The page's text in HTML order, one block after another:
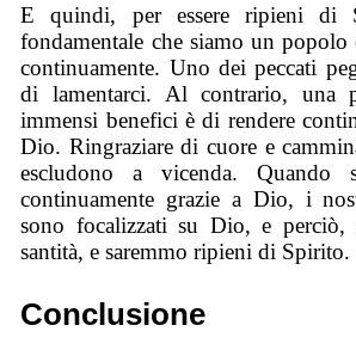
E quindi, per essere ripieni di
fondamentale che siamo un
continuamente. Uno dei peccati
di lamentarci. Al contrario, una
immensi benefici è di rendere
Dio. Ringraziare di cuore e
escludono a vicenda. Quando
continuamente grazie a Dio, i
sono focalizzati su Dio, e perciò,
santità, e saremmo ripieni di Spirito.
Conclusione